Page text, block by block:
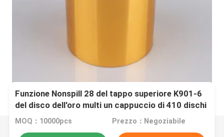
Funzione Nonspill 28 del tappo superiore K901-6
del disco dell'oro multi un cappuccio di 410 dischi
MOQ：10000pcs Prezzo：Negoziabile